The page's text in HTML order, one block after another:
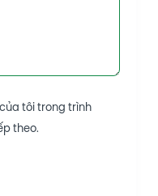
tôi trong trình
theo.